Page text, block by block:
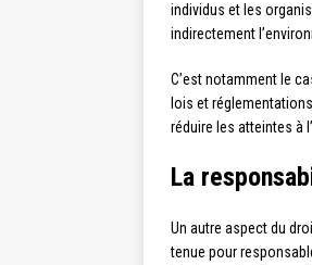
individus et les
indirectement
C’est notamment le
lois et
réduire les atteintes à
La
Un autre aspect du
tenue pour